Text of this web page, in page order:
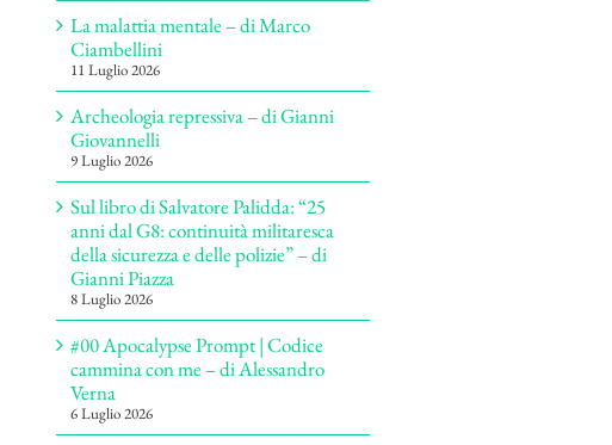
La malattia mentale – di Marco
Ciambellini
11 Luglio 2026
Archeologia repressiva – di Gianni
Giovannelli
9 Luglio 2026
Sul libro di Salvatore Palidda: “25
anni dal G8: continuità militaresca
della sicurezza e delle polizie” – di
Gianni Piazza
8 Luglio 2026
#00 Apocalypse Prompt | Codice
cammina con me – di Alessandro
Verna
6 Luglio 2026